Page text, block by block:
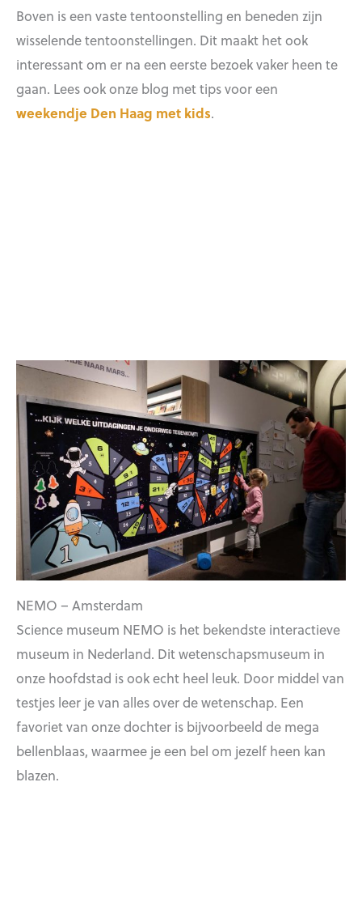
Boven is een vaste tentoonstelling en beneden zijn
wisselende tentoonstellingen. Dit maakt het ook
interessant om er na een eerste bezoek vaker heen te
gaan. Lees ook onze blog met tips voor een
weekendje Den Haag met kids.
NEMO – Amsterdam
Science museum NEMO is het bekendste interactieve
museum in Nederland. Dit wetenschapsmuseum in
onze hoofdstad is ook echt heel leuk. Door middel van
testjes leer je van alles over de wetenschap. Een
favoriet van onze dochter is bijvoorbeeld de mega
bellenblaas, waarmee je een bel om jezelf heen kan
blazen.